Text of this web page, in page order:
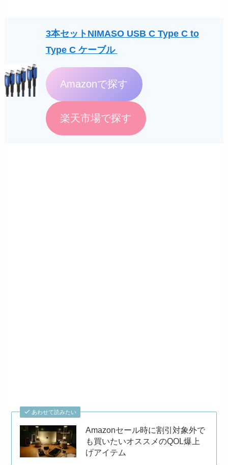
3本セットNIMASO USB C Type C to
Type C ケーブル
Amazonで探す
楽天市場で探す
あわせて読みたい
Amazonセール時に割引対象外で
も買いたいオススメのQOL爆上
げアイテム